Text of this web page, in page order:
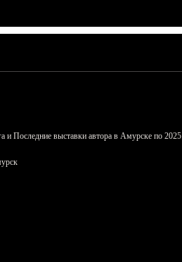
Последние выставки автора в Амурске по 2025